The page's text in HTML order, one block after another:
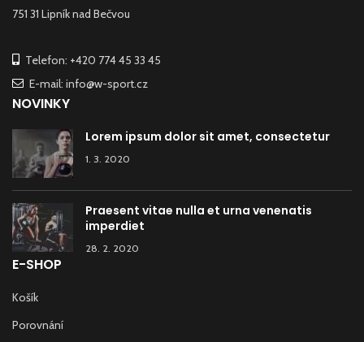
751 31 Lipník nad Bečvou
Telefon: +420 774 45 33 45
E-mail: info@w-sport.cz
NOVINKY
Lorem ipsum dolor sit amet, consectetur
1. 3. 2020
Praesent vitae nulla et urna venenatis
imperdiet
28. 2. 2020
E-SHOP
Košík
Porovnání